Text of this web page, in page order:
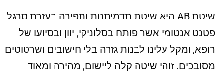
שיטת AB היא שיטת תדמיתנות ותפירה בעזרת סרגל
פטנט אנטומי אשר פותח בסלוניקי, יוון ובסיועו של
רופא, ומקל עלינו לבנות גזרה בלי חישובים ושרטוטים
מסובכים. זוהי שיטה קלה ליישום, מהירה ומאוד